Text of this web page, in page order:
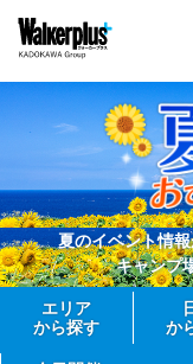
夏のイベント情
キャンプ
エリア
から探す
か